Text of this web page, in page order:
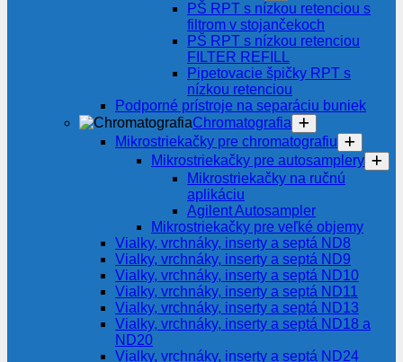
PŠ RPT s nízkou retenciou s
filtrom v stojančekoch
PŠ RPT s nízkou retenciou
FILTER REFILL
Pipetovacie špičky RPT s
nízkou retenciou
Podporné prístroje na separáciu buniek
Chromatografia
Mikrostriekačky pre chromatografiu
Mikrostriekačky pre autosamplery
Mikrostriekačky na ručnú
aplikáciu
Agilent Autosampler
Mikrostriekačky pre veľké objemy
Vialky, vrchnáky, inserty a septá ND8
Vialky, vrchnáky, inserty a septá ND9
Vialky, vrchnáky, inserty a septá ND10
Vialky, vrchnáky, inserty a septá ND11
Vialky, vrchnáky, inserty a septá ND13
Vialky, vrchnáky, inserty a septá ND18 a
ND20
Vialky, vrchnáky, inserty a septá ND24